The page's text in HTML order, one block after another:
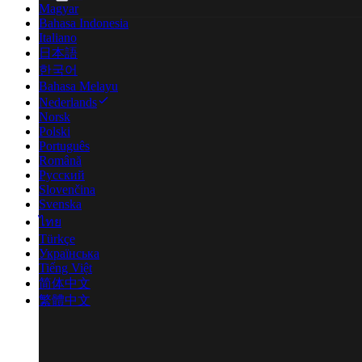
Magyar
Bahasa Indonesia
Italiano
日本語
한국어
Bahasa Melayu
Nederlands
Norsk
Polski
Português
Română
Русский
Slovenčina
Svenska
ไทย
Türkçe
Українська
Tiếng Việt
简体中文
繁體中文